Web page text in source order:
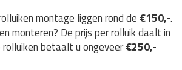
montage liggen rond de €150,-.
monteren? De prijs per rolluik daalt in
betaalt u ongeveer€250,-